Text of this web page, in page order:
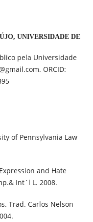
UNIVERSIDADE DE
pela Universidade
ORCID:
of Pennsylvania Law
and Hate
Int´l L. 2008.
Trad. Carlos Nelson